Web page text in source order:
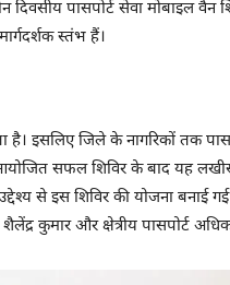
पासपोर्ट सेवा मोबाइल वैन
स्तंभ हैं।
है। इसलिए जिले के नागरिकों तक
सफल शिविर के बाद यह
से इस शिविर की योजना बनाई
और क्षेत्रीय पासपोर्ट